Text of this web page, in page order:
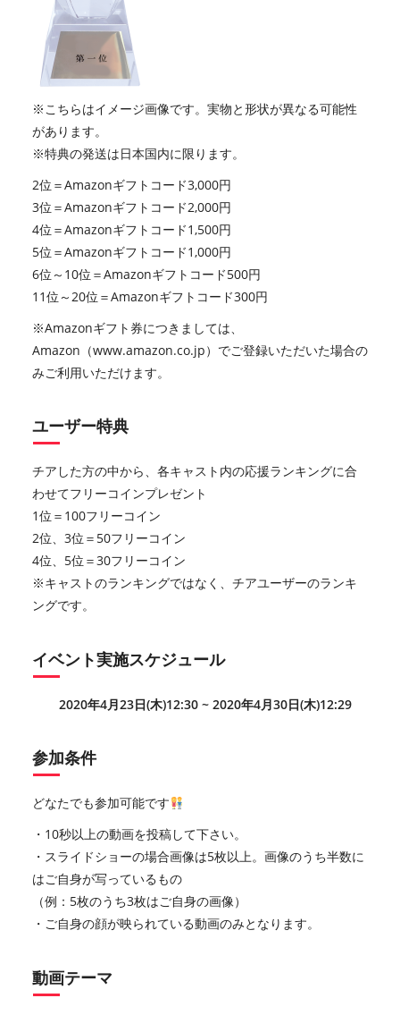
※こちらはイメージ画像です。実物と形状が異なる可能性
があります。
※特典の発送は日本国内に限ります。
2位＝Amazonギフトコード3,000円
3位＝Amazonギフトコード2,000円
4位＝Amazonギフトコード1,500円
5位＝Amazonギフトコード1,000円
6位～10位＝Amazonギフトコード500円
11位～20位＝Amazonギフトコード300円
※Amazonギフト券につきましては、
Amazon（www.amazon.co.jp）でご登録いただいた場合の
みご利用いただけます。
ユーザー特典
チアした方の中から、各キャスト内の応援ランキングに合
わせてフリーコインプレゼント
1位＝100フリーコイン
2位、3位＝50フリーコイン
4位、5位＝30フリーコイン
※キャストのランキングではなく、チアユーザーのランキ
ングです。
イベント実施スケジュール
2020年4月23日(木)12:30 ~ 2020年4月30日(木)12:29
参加条件
どなたでも参加可能です
・10秒以上の動画を投稿して下さい。
・スライドショーの場合画像は5枚以上。画像のうち半数に
はご自身が写っているもの
（例：5枚のうち3枚はご自身の画像）
・ご自身の顔が映られている動画のみとなります。
動画テーマ